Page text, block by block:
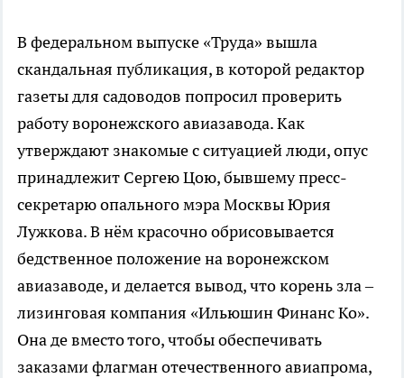
В федеральном выпуске «Труда» вышла
скандальная публикация, в которой редактор
газеты для садоводов попросил проверить
работу воронежского авиазавода. Как
утверждают знакомые с ситуацией люди, опус
принадлежит Сергею Цою, бывшему пресс-
секретарю опального мэра Москвы Юрия
Лужкова. В нём красочно обрисовывается
бедственное положение на воронежском
авиазаводе, и делается вывод, что корень зла –
лизинговая компания «Ильюшин Финанс Ко».
Она де вместо того, чтобы обеспечивать
заказами флагман отечественного авиапрома,